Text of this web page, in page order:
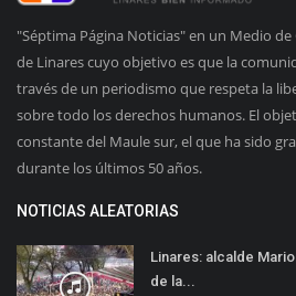
"Séptima Página Noticias" en un Medio
de Linares cuyo objetivo es que la
través de un periodismo que respeta la
sobre todo los derechos humanos. El
constante del Maule sur, el que ha sido
durante los últimos 50 años.
NOTICIAS ALEATORIAS
Linares: alcalde
de la...